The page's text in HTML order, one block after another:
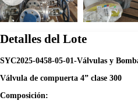
Detalles del Lote
SYC2025-0458-05-01-Válvulas y
Válvula de compuerta 4” clase 300
Composición: